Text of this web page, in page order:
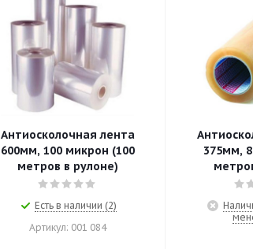
Антиосколочная лента
600мм, 100 микрон (100
метров в рулоне)
Есть в наличии (2)
Артикул: 001 084
375мм,